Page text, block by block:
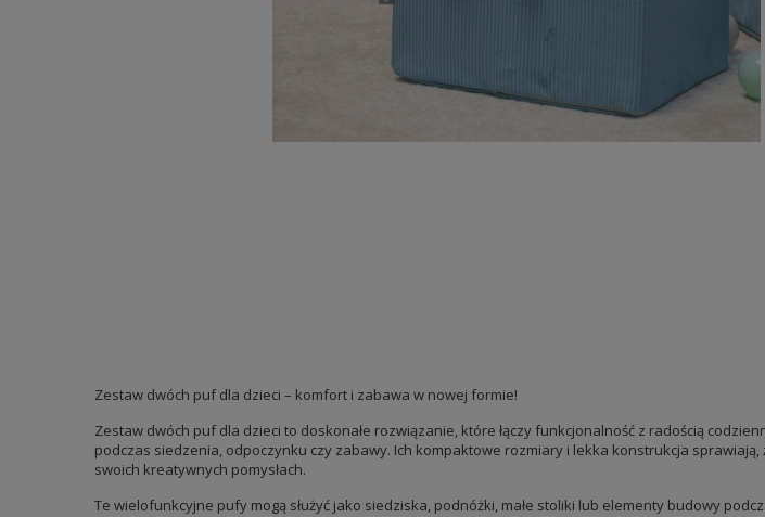
Zestaw dwóch puf dla dzieci – komfort i zabawa w nowej formie!
Zestaw dwóch puf dla dzieci to doskonałe rozwiązanie, które łączy funkcjonalność z radością
podczas siedzenia, odpoczynku czy zabawy. Ich kompaktowe rozmiary i lekka konstrukcja
swoich kreatywnych pomysłach.
Te wielofunkcyjne pufy mogą służyć jako siedziska, podnóżki, małe stoliki lub elementy budowy